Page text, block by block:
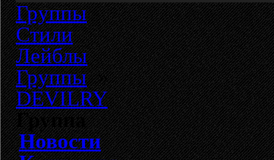
Группы
Стили
Лейблы
Группы»
DEVILRY
Группа
Новости